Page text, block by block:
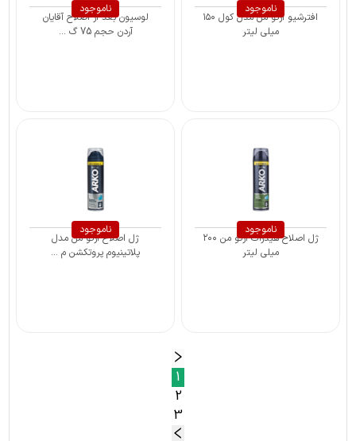
ناموجود
افترشیو آرکو من مدل کول ۱۵۰
میلی لیتر
ناموجود
لوسیون بعد از اصلاح آقایان
آردن حجم 75 گ ...
ناموجود
ژل اصلاح هیدرات آرکو من ۲۰۰
میلی لیتر
ناموجود
ژل اصلاح آرکو من مدل
پلاتینیوم پروتکشن م ...
1
2
3